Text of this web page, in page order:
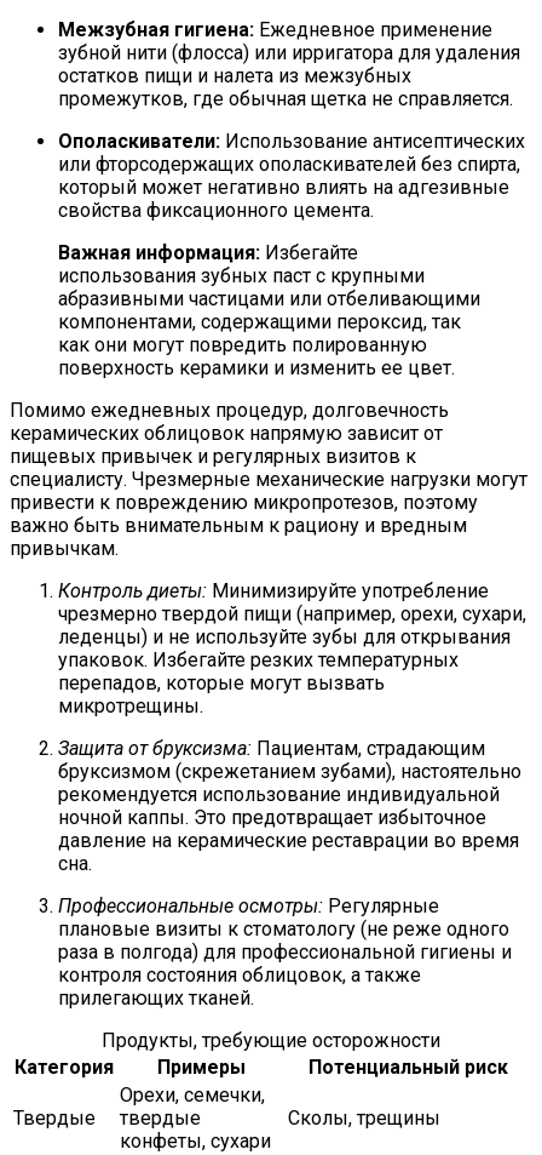
Межзубная гигиена: Ежедневное применение
зубной нити (флосса) или ирригатора для удаления
остатков пищи и налета из межзубных
промежутков, где обычная щетка не справляется.
Ополаскиватели: Использование антисептических
или фторсодержащих ополаскивателей без спирта,
который может негативно влиять на адгезивные
свойства фиксационного цемента.
Важная информация: Избегайте
использования зубных паст с крупными
абразивными частицами или отбеливающими
компонентами, содержащими пероксид, так
как они могут повредить полированную
поверхность керамики и изменить ее цвет.
Помимо ежедневных процедур, долговечность
керамических облицовок напрямую зависит от
пищевых привычек и регулярных визитов к
специалисту. Чрезмерные механические нагрузки могут
привести к повреждению микропротезов, поэтому
важно быть внимательным к рациону и вредным
привычкам.
Контроль диеты: Минимизируйте употребление
чрезмерно твердой пищи (например, орехи, сухари,
леденцы) и не используйте зубы для открывания
упаковок. Избегайте резких температурных
перепадов, которые могут вызвать
микротрещины.
Защита от бруксизма: Пациентам, страдающим
бруксизмом (скрежетанием зубами), настоятельно
рекомендуется использование индивидуальной
ночной каппы. Это предотвращает избыточное
давление на керамические реставрации во время
сна.
Профессиональные осмотры: Регулярные
плановые визиты к стоматологу (не реже одного
раза в полгода) для профессиональной гигиены и
контроля состояния облицовок, а также
прилегающих тканей.
Продукты, требующие осторожности
Категория
Примеры Потенциальный риск
Твердые
Орехи, семечки,
твердые
конфеты, сухари
Сколы, трещины